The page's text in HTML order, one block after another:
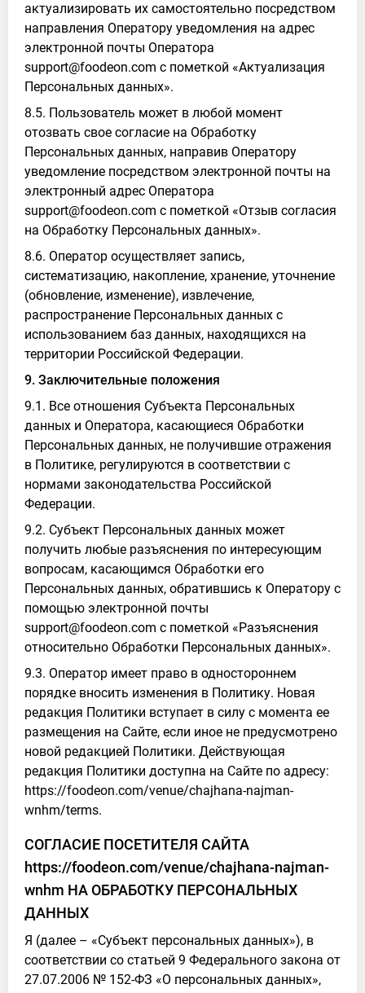
актуализировать их самостоятельно посредством
направления Оператору уведомления на адрес
электронной почты Оператора
support@foodeon.com с пометкой «Актуализация
Персональных данных».
8.5. Пользователь может в любой момент
отозвать свое согласие на Обработку
Персональных данных, направив Оператору
уведомление посредством электронной почты на
электронный адрес Оператора
support@foodeon.com с пометкой «Отзыв согласия
на Обработку Персональных данных».
8.6. Оператор осуществляет запись,
систематизацию, накопление, хранение, уточнение
(обновление, изменение), извлечение,
распространение Персональных данных с
использованием баз данных, находящихся на
территории Российской Федерации.
9. Заключительные положения
9.1. Все отношения Субъекта Персональных
данных и Оператора, касающиеся Обработки
Персональных данных, не получившие отражения
в Политике, регулируются в соответствии с
нормами законодательства Российской
Федерации.
9.2. Субъект Персональных данных может
получить любые разъяснения по интересующим
вопросам, касающимся Обработки его
Персональных данных, обратившись к Оператору с
помощью электронной почты
support@foodeon.com с пометкой «Разъяснения
относительно Обработки Персональных данных».
9.3. Оператор имеет право в одностороннем
порядке вносить изменения в Политику. Новая
редакция Политики вступает в силу с момента ее
размещения на Сайте, если иное не предусмотрено
новой редакцией Политики. Действующая
редакция Политики доступна на Сайте по адресу:
https://foodeon.com/venue/chajhana-najman-
wnhm/terms.
СОГЛАСИЕ ПОСЕТИТЕЛЯ САЙТА
https://foodeon.com/venue/chajhana-najman-
wnhm НА ОБРАБОТКУ ПЕРСОНАЛЬНЫХ
ДАННЫХ
Я (далее – «Субъект персональных данных»), в
соответствии со статьей 9 Федерального закона от
27.07.2006 № 152-ФЗ «О персональных данных»,